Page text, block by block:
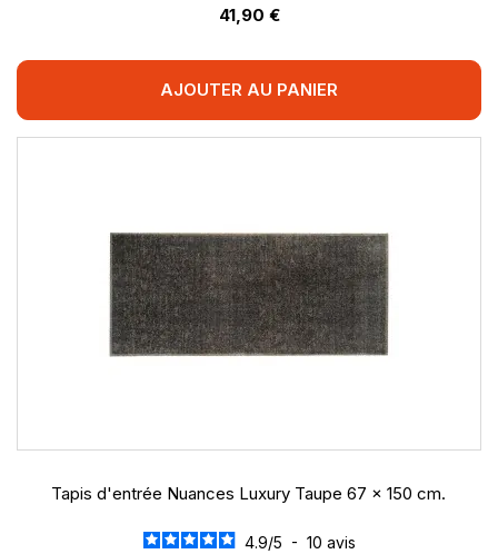
41,90 €
AJOUTER AU PANIER
Tapis d'entrée Nuances Luxury Taupe 67 x 150 cm.
4.9/5 - 10 avis